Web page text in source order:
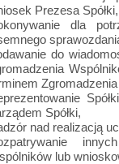
Prezesa Spółki,
dla
do
Spółki,
nad realizacją
lub